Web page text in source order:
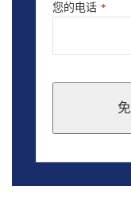
您的电话 *
should